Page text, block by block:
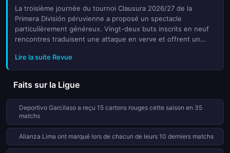
La troisième journée du tournoi Clausura 2026/27 de la
Primera División péruvienne a proposé un spectacle
particulièrement généreux. Vingt-deux buts inscrits en neuf
rencontres traduisent une attaque en verve et offrent un
parieurs ayan...
Lire la suite Revue
Faits sur la Ligue
Deportivo Garcilaso a reçu 15 cartons rouges cette saison en 35
matchs
Alianza Lima ont marqué lors de chacun de leurs 10 derniers matchs